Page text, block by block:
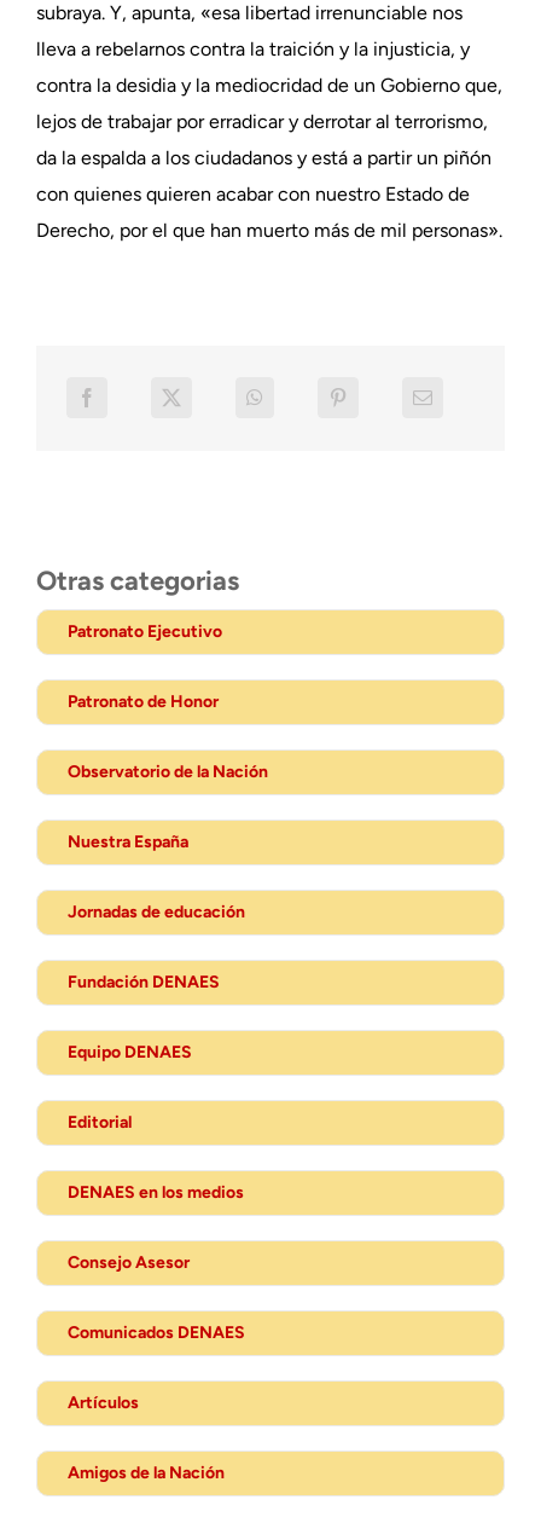
subraya. Y, apunta, «esa libertad irrenunciable nos
lleva a rebelarnos contra la traición y la injusticia, y
contra la desidia y la mediocridad de un Gobierno que,
lejos de trabajar por erradicar y derrotar al terrorismo,
da la espalda a los ciudadanos y está a partir un piñón
con quienes quieren acabar con nuestro Estado de
Derecho, por el que han muerto más de mil personas».
Otras categorias
Patronato Ejecutivo
Patronato de Honor
Observatorio de la Nación
Nuestra España
Jornadas de educación
Fundación DENAES
Equipo DENAES
Editorial
DENAES en los medios
Consejo Asesor
Comunicados DENAES
Artículos
Amigos de la Nación